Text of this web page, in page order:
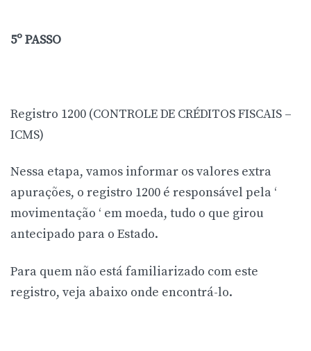
5º PASSO
Registro 1200 (CONTROLE DE CRÉDITOS FISCAIS –
ICMS)
Nessa etapa, vamos informar os valores extra
apurações, o registro 1200 é responsável pela ‘
movimentação ‘ em moeda, tudo o que girou
antecipado para o Estado.
Para quem não está familiarizado com este
registro, veja abaixo onde encontrá-lo.